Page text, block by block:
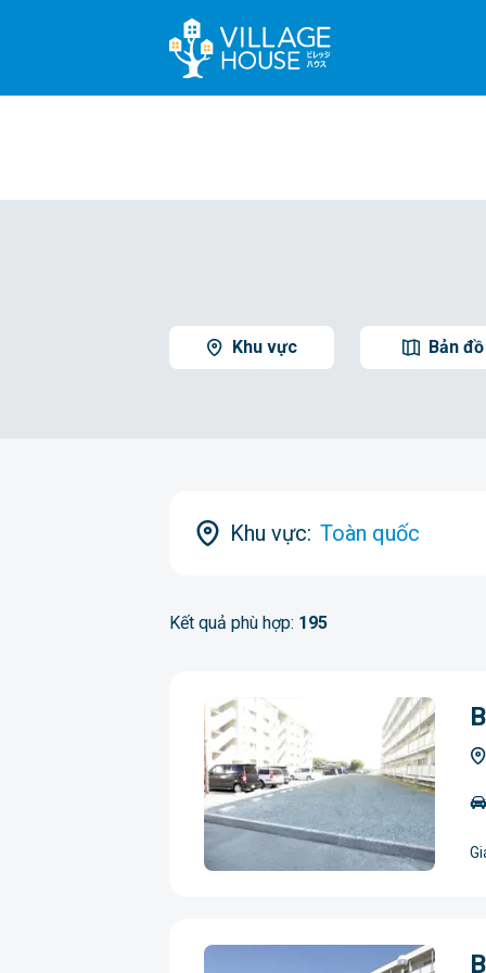
Khu vực Bản đồ
Khu vực: Toàn quốc
Kết quả phù hợp: 195